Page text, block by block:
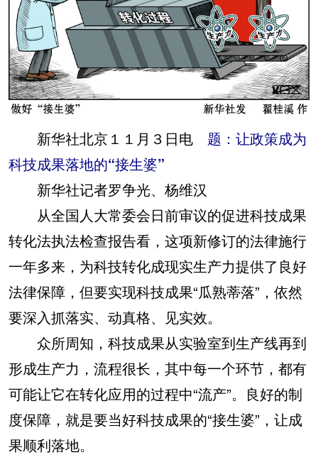
新华社北京１１月３日电 题：让政策成为
科技成果落地的“接生婆”
新华社记者罗争光、杨维汉
从全国人大常委会日前审议的促进科技成果
转化法执法检查报告看，这项新修订的法律施行
一年多来，为科技转化成现实生产力提供了良好
法律保障，但要实现科技成果“瓜熟蒂落”，依然
要深入抓落实、动真格、见实效。
众所周知，科技成果从实验室到生产线再到
形成生产力，流程很长，其中每一个环节，都有
可能让它在转化应用的过程中“流产”。良好的制
度保障，就是要当好科技成果的“接生婆”，让成
果顺利落地。